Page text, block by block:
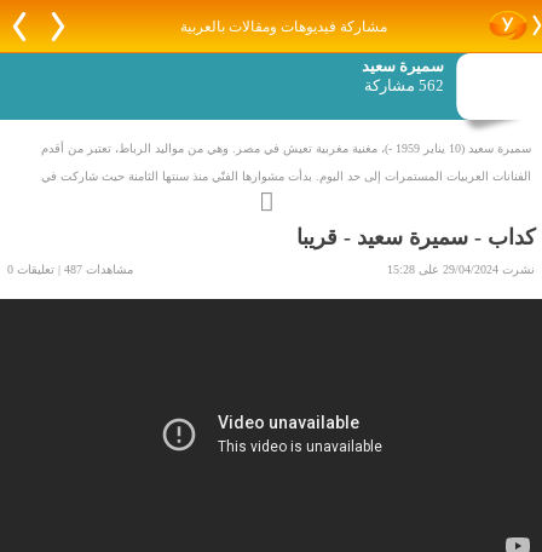
مشاركة فيديوهات ومقالات بالعربية
سميرة سعيد
562 مشاركة
سميرة سعيد (10 يناير 1959 -)، مغنية مغربية تعيش في مصر. وهي من مواليد الرباط، تعتبر من أقدم
الفنانات العربيات المستمرات إلى حد اليوم. بدأت مشوارها الفنّي منذ سنتها الثامنة حيث شاركت في
في سنّ التاسعة أصدرت أوّل أغانيها الخاصّة "شكونا لأحبابنا" و"قل للمليحة" من خلال مشاركتها في
كداب - سميرة سعيد - قريبا
نشرت 29/04/2024 على 15:28 مشاهدات 487 | تعليقات 0